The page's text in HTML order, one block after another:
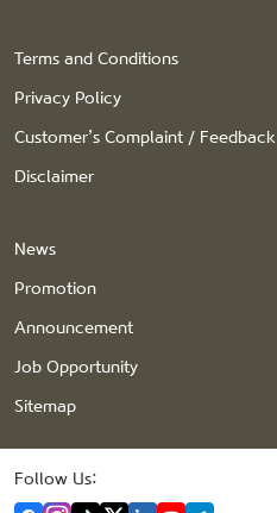
Terms and Conditions
Privacy Policy
Customer’s Complaint / Feedback
Disclaimer
News
Promotion
Announcement
Job Opportunity
Sitemap
Follow Us: